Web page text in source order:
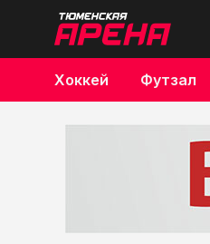
Хоккей Футзал
Бокс